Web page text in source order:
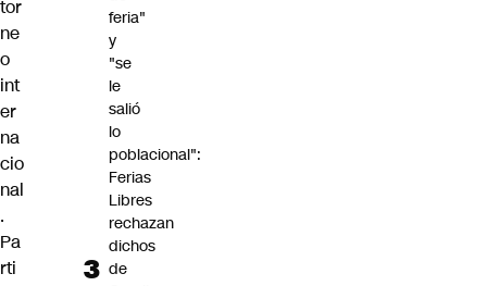
tor
ne
o
int
er
na
cio
nal
.
Pa
rti
feria"
y
"se
le
salió
lo
poblacional":
Ferias
Libres
rechazan
dichos
de